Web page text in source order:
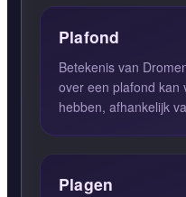
Plafond
Betekenis van
over een plafond kan
hebben, afhankelijk
Plagen